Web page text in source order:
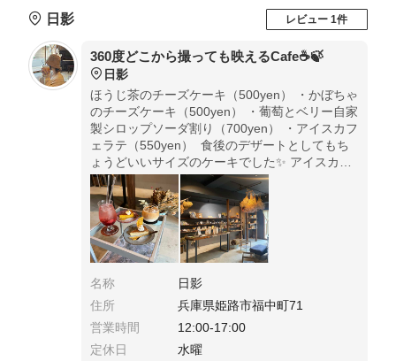
日影 レビュー 1件
360度どこから撮っても映えるCafe☕️🍃
日影
ほうじ茶のチーズケーキ（500yen） ・かぼちゃ
のチーズケーキ（500yen） ・葡萄とベリー自家
製シロップソーダ割り（700yen） ・アイスカフ
ェラテ（550yen） ⁡ 食後のデザートとしてもち
ょうどいいサイズのケーキでした✨️ アイスカフ
ェラテのグラスのそこが丸くて可愛かったな〜
名称
日影
住所
兵庫県姫路市福中町71
営業時間
12:00-17:00
定休日
水曜